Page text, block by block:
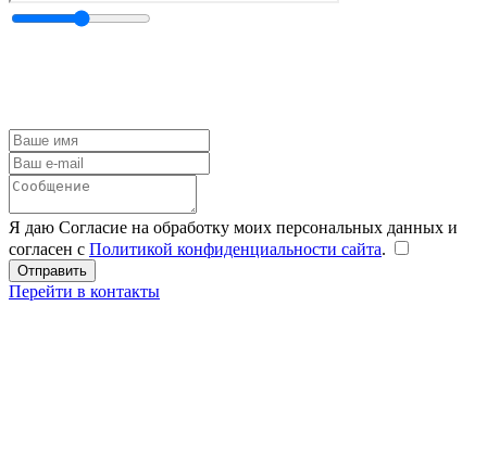
Я даю Согласие на обработку моих персональных данных и
согласен с Политикой конфиденциальности сайта.
Перейти в контакты